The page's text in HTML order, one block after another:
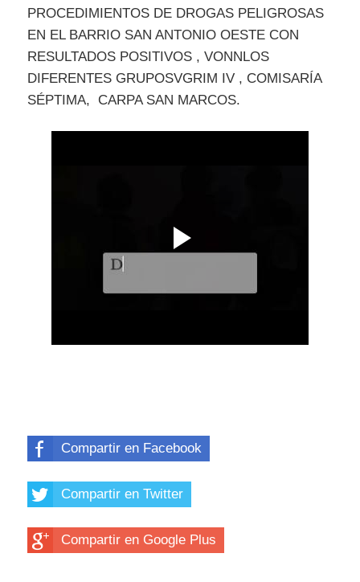
PROCEDIMIENTOS DE DROGAS PELIGROSAS
EN EL BARRIO SAN ANTONIO OESTE CON
RESULTADOS POSITIVOS , VONNLOS
DIFERENTES GRUPOSVGRIM IV , COMISARÍA
SÉPTIMA, CARPA SAN MARCOS.
Compartir en Facebook
Compartir en Twitter
Compartir en Google Plus